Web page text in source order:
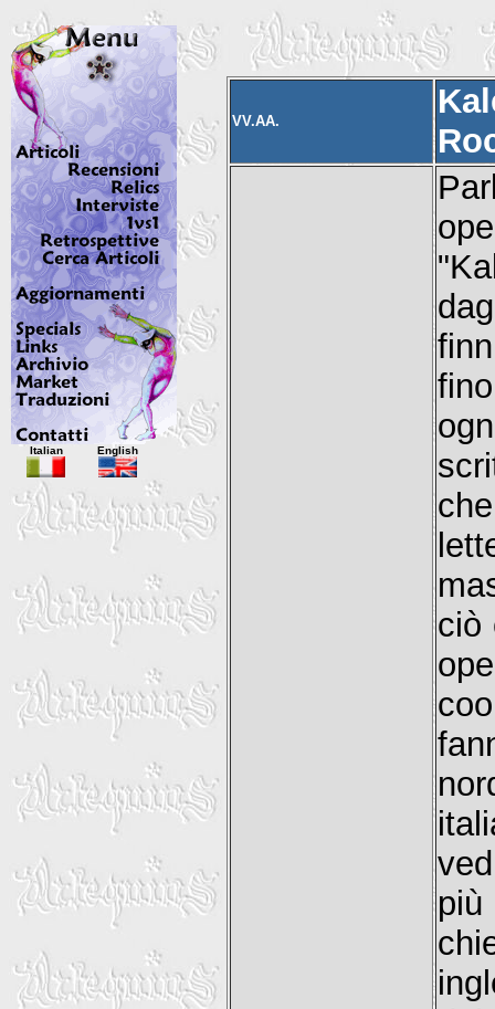
VV.AA.
ciò
Italian English